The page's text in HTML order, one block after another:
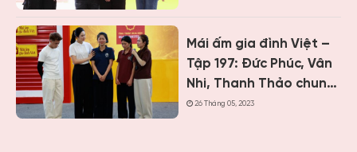
Mái ấm gia đình Việt –
Tập 197: Đức Phúc, Vân
Nhi, Thanh Thảo chung
tay giúp hai cô bé có
26 Tháng 05, 2023